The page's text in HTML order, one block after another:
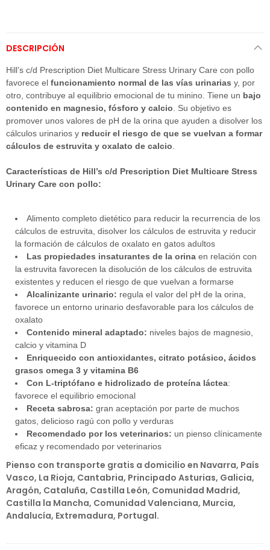
DESCRIPCIÓN
Hill’s c/d Prescription Diet Multicare Stress Urinary Care con pollo
favorece el funcionamiento normal de las vías urinarias y, por
otro, contribuye al equilibrio emocional de tu minino. Tiene un bajo
contenido en magnesio, fósforo y calcio . Su objetivo es
promover unos valores de pH de la orina que ayuden a disolver los
cálculos urinarios y reducir el riesgo de que se vuelvan a formar
cálculos de estruvita y oxalato de calcio
Características de Hill’s c/d Prescription Diet Multicare Stress
Urinary Care con pollo:
Alimento completo dietético para reducir la recurrencia de los
cálculos de estruvita, disolver los cálculos de estruvita y reducir
la formación de cálculos de oxalato en gatos adultos
Las propiedades insaturantes de la orina en relación con
la estruvita favorecen la disolución de los cálculos de estruvita
existentes y reducen el riesgo de que vuelvan a formarse
Alcalinizante urinario: regula el valor del pH de la orina,
favorece un entorno urinario desfavorable para los cálculos de
oxalato
Contenido mineral adaptado: niveles bajos de magnesio,
calcio y vitamina D
Enriquecido con antioxidantes, citrato potásico, ácidos
grasos omega 3 y vitamina B6
Con L-triptófano e hidrolizado de proteína láctea:
favorece el equilibrio emocional
Receta sabrosa: gran aceptación por parte de muchos
gatos, delicioso ragú con pollo y verduras
Recomendado por los veterinarios: un pienso clínicamente
eficaz y recomendado por veterinarios
Pienso con transporte gratis a domicilio en Navarra, País
Vasco, La Rioja, Cantabria, Principado Asturias, Galicia,
Aragón, Cataluña, Castilla León, Comunidad Madrid,
Castilla la Mancha, Comunidad Valenciana, Murcia,
Andalucía, Extremadura, Portugal.